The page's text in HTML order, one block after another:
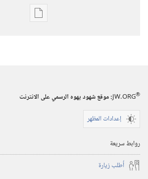
خيارات
الدراسية)‏
‎٢٠٠٠
JW.ORG®
:‏ موقع شهود يهوه الرسمي على الانترنت
إعدادات المظهر
روابط سريعة
أُطلب زيارة